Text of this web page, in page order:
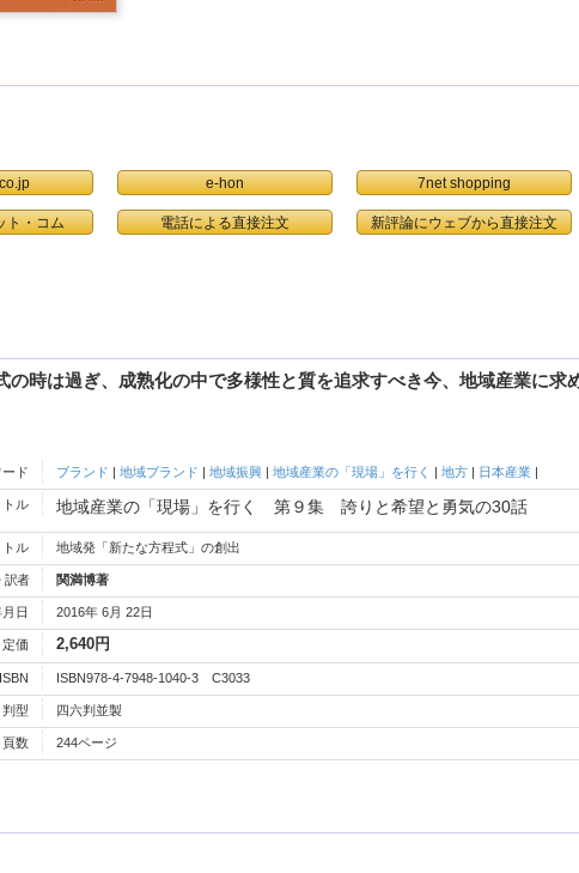
e-hon 7net shopping
ト・コム 電話による直接注文
の時は過ぎ、成熟化の中で多様性と質を追求すべき今、地域産業に求
ド ブランド |地域ブランド |地域振興 |地域産業の「現場」を行く |地方 | 日本産業 |
地域産業の「現場」を行く 第９集 誇りと希望と勇気の30話
トル
トル 地域発「新たな方程式」の創出
訳者 関満博著
日 2016年 6月 22日
定価 2,640円
ISBN ISBN978-4-7948-1040-3 C3033
判型 四六判並製
頁数 244ページ